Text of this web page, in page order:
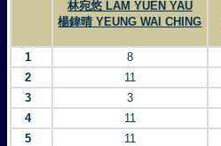
林宛悠 LAM YUEN YAU
楊鍏晴 YEUNG WAI CHING
1
8
2
11
3
3
4
11
5
11